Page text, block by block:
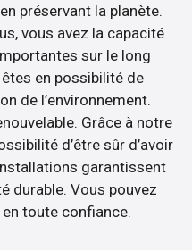
préservant la planète.
vous avez la capacité
sur le long
en possibilité de
de l’environnement.
Grâce à notre
d’être sûr d’avoir
garantissent
durable. Vous pouvez
toute confiance.